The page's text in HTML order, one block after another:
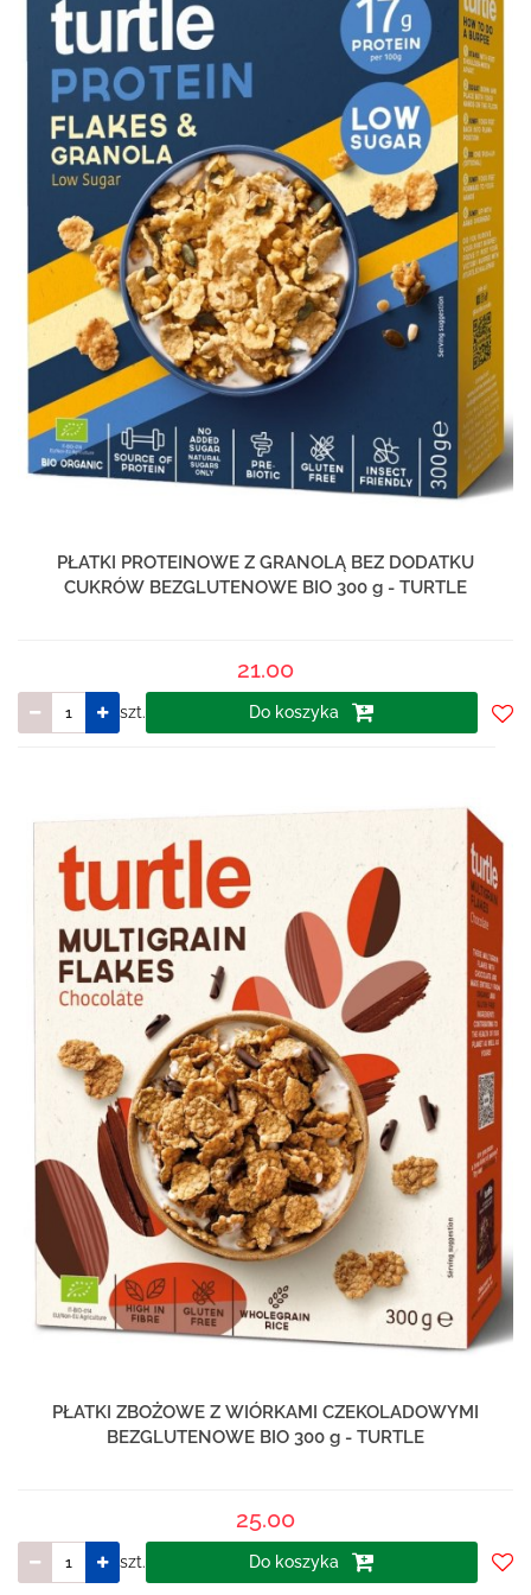
PŁATKI PROTEINOWE Z GRANOLĄ BEZ DODATKU
CUKRÓW BEZGLUTENOWE BIO 300 g - TURTLE
21.00
szt. Do koszyka
PŁATKI ZBOŻOWE Z WIÓRKAMI CZEKOLADOWYMI
BEZGLUTENOWE BIO 300 g - TURTLE
25.00
szt. Do koszyka